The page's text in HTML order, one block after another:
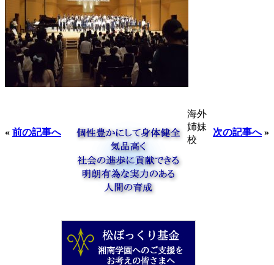
« 前の記事へ 次の記事へ»
海外
姉妹
校